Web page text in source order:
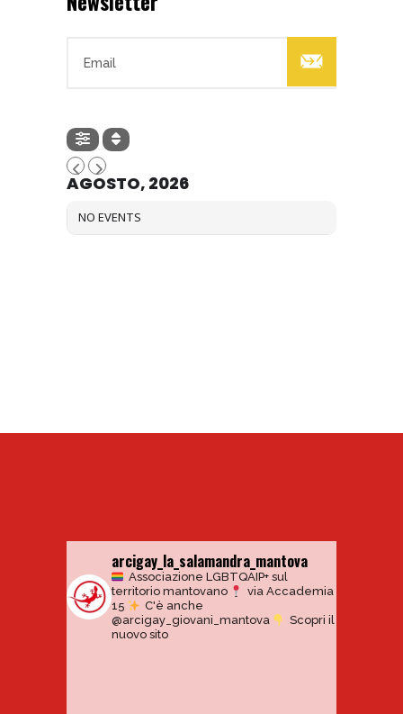

AGOSTO, 2026
NO EVENTS
arcigay_la_salamandra_mantova
Associazione LGBTQAIP+ sul
territorio mantovano
via Accademia
15
C'è anche
@arcigay_giovani_mantova
Scopri il
nuovo sito